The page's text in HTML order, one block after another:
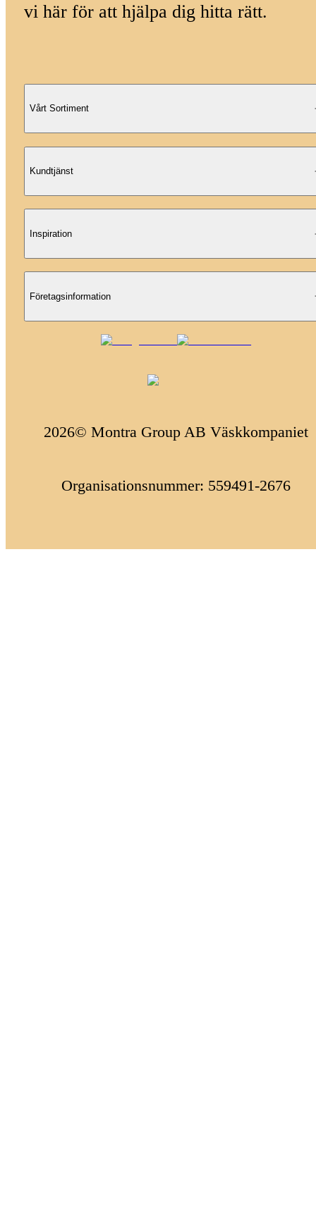
vi här för att hjälpa dig hitta rätt.
Vårt Sortiment
Kundtjänst
Inspiration
Företagsinformation
2026© Montra Group AB Väskkompaniet
Organisationsnummer: 559491-2676